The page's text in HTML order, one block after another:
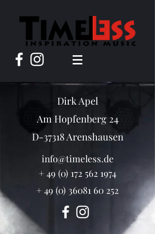
Dirk Apel
Am Hopfenberg 24
D-37318 Arenshausen
info@timeless.de
+49 (0) 172 562 1974
+49 (0) 36081 60 252